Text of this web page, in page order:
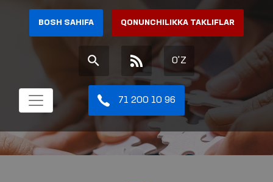
BOSH SAHIFA QONUNCHILIKKA TAKLIFLAR
O'Z
71 200 10 96